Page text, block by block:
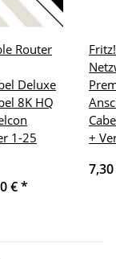
Router
Deluxe
8K HQ
1-25
€*
+